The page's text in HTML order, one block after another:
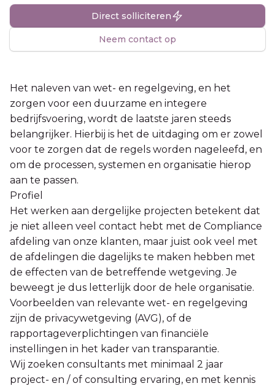
Direct solliciteren
Neem contact op
Het naleven van wet- en regelgeving, en het
zorgen voor een duurzame en integere
bedrijfsvoering, wordt de laatste jaren steeds
belangrijker. Hierbij is het de uitdaging om er zowel
voor te zorgen dat de regels worden nageleefd, en
om de processen, systemen en organisatie hierop
aan te passen.
Profiel
Het werken aan dergelijke projecten betekent dat
je niet alleen veel contact hebt met de Compliance
afdeling van onze klanten, maar juist ook veel met
de afdelingen die dagelijks te maken hebben met
de effecten van de betreffende wetgeving. Je
beweegt je dus letterlijk door de hele organisatie.
Voorbeelden van relevante wet- en regelgeving
zijn de privacywetgeving (AVG), of de
rapportageverplichtingen van financiële
instellingen in het kader van transparantie.
Wij zoeken consultants met minimaal 2 jaar
project- en / of consulting ervaring, en met kennis